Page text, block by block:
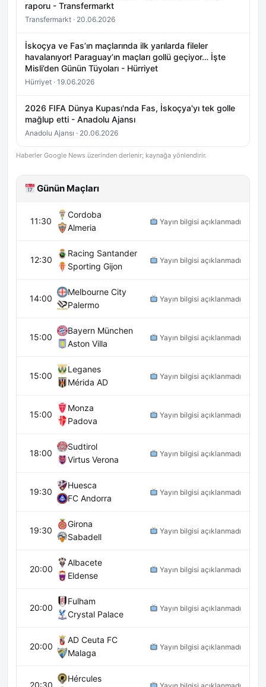
raporu - Transfermarkt
Transfermarkt · 20.06.2026
İskoçya ve Fas’ın maçlarında ilk yarılarda fileler
havalanıyor! Paraguay’ın maçları gollü geçiyor… İşte
Misli’den Günün Tüyoları - Hürriyet
Hürriyet · 19.06.2026
2026 FIFA Dünya Kupası'nda Fas, İskoçya'yı tek golle
mağlup etti - Anadolu Ajansı
Anadolu Ajansı · 20.06.2026
Haberler Google News üzerinden derlenir; kaynağa yönlendirir.
Günün Maçları
11:30
Cordoba
Almeria
Yayın bilgisi açıklanmadı
12:30
Racing Santander
Sporting Gijon
Yayın bilgisi açıklanmadı
14:00
Melbourne City
Palermo
Yayın bilgisi açıklanmadı
15:00
Bayern München
Aston Villa
Yayın bilgisi açıklanmadı
15:00
Leganes
Mérida AD
Yayın bilgisi açıklanmadı
15:00
Monza
Padova
Yayın bilgisi açıklanmadı
18:00
Sudtirol
Virtus Verona
Yayın bilgisi açıklanmadı
19:30
Huesca
FC Andorra
Yayın bilgisi açıklanmadı
19:30
Girona
Sabadell
Yayın bilgisi açıklanmadı
20:00
Albacete
Eldense
Yayın bilgisi açıklanmadı
20:00
Fulham
Crystal Palace
Yayın bilgisi açıklanmadı
20:00
AD Ceuta FC
Malaga
Yayın bilgisi açıklanmadı
20:30
Hércules
Yayın bilgisi açıklanmadı